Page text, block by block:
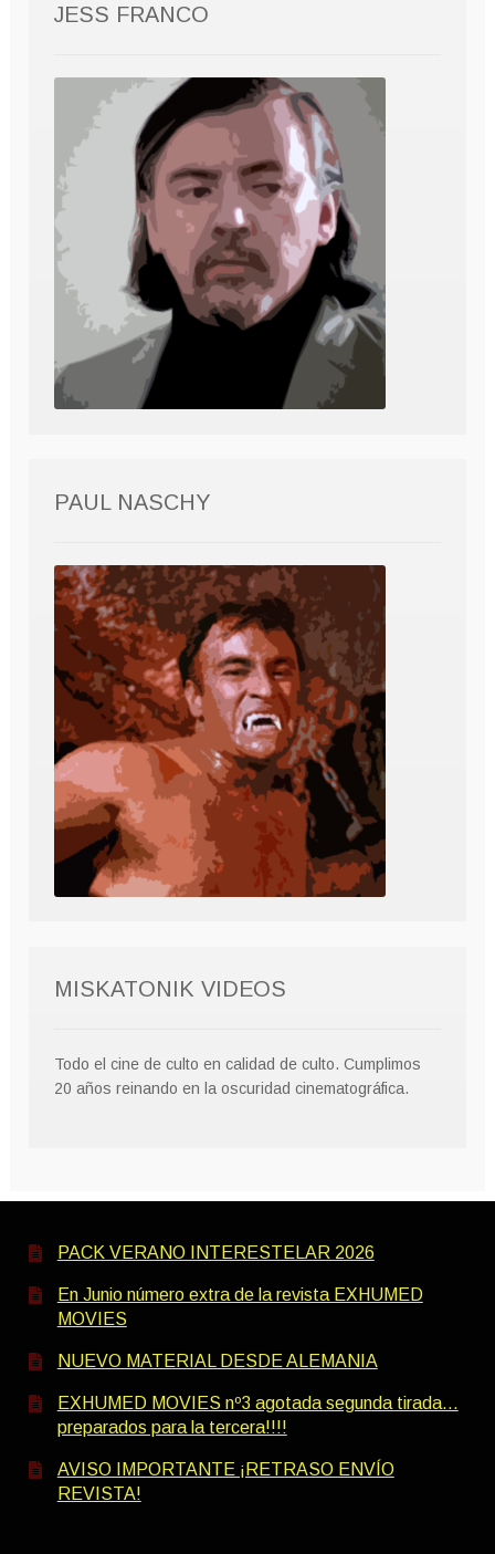
JESS FRANCO
PAUL NASCHY
MISKATONIK VIDEOS
Todo el cine de culto en calidad de culto. Cumplimos
20 años reinando en la oscuridad cinematográfica.
PACK VERANO INTERESTELAR 2026
En Junio número extra de la revista EXHUMED
MOVIES
NUEVO MATERIAL DESDE ALEMANIA
EXHUMED MOVIES nº3 agotada segunda tirada…
preparados para la tercera!!!!
AVISO IMPORTANTE ¡RETRASO ENVÍO
REVISTA!